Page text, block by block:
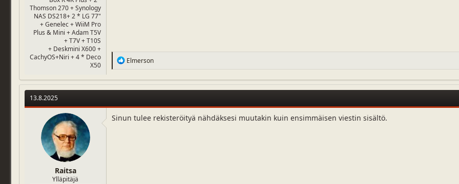
Thomson 270 + Synology
NAS DS218+ 2 * LG 77"
+ Genelec + WiiM Pro
Plus & Mini + Adam T5V
+ T7V + T10S
+ Deskmini X600 +
CachyOS+Niri + 4 * Deco
X50
R
e
c
t
o
n
Elmerson
13.8.2025
Raitsa
Ylläpitäjä
Sinun tulee rekisteröityä nähdäksesi muutakin kuin ensimmäisen viestin sisältö.